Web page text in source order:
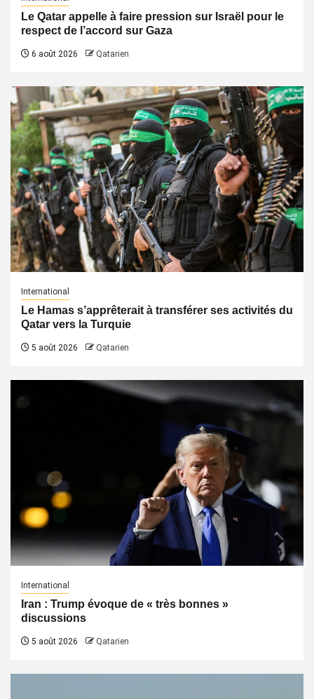
Le Qatar appelle à faire pression sur Israël pour le
respect de l’accord sur Gaza
6 août 2026 Qatarien
International
Le Hamas s’apprêterait à transférer ses activités du
Qatar vers la Turquie
5 août 2026 Qatarien
International
Iran : Trump évoque de « très bonnes »
discussions
5 août 2026 Qatarien